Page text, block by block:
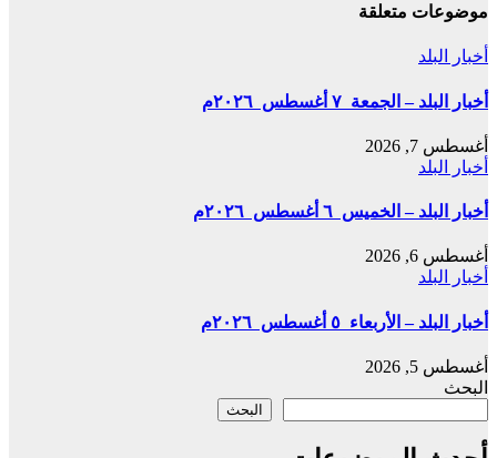
موضوعات متعلقة
أخبار البلد
أخبار البلد – الجمعة ٧ أغسطس ٢٠٢٦م
أغسطس 7, 2026
أخبار البلد
أخبار البلد – الخميس ٦ أغسطس ٢٠٢٦م
أغسطس 6, 2026
أخبار البلد
أخبار البلد – الأربعاء ٥ أغسطس ٢٠٢٦م
أغسطس 5, 2026
البحث
البحث